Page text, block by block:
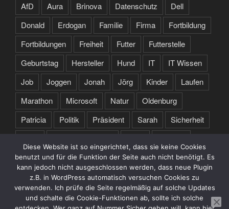
AfD Aura Brinova Datenschutz
Dell
Donald
Erdogan Familie Firma
Fortbildung
Fortbildungen
Freiheit Futter
Futterstelle
Geburtstag
Hersteller Hund IT
IT Wissen
Job
Joggen Jonah Jörg Kinder
Laufen
Marathon
Microsoft Natur
Oldenburg
Patricia
Politik Präsident Sarah
Sicherheit
Tochter
Training Trump Türkei
USA
Webseite
Zertifikate
Diese Website ist so eingerichtet, dass sie keine Cookies
benutzt und für die Funktion der Seite auch nicht benötigt. Es
kann jedoch nicht ausgeschlossen werden, dass neue Plugin
z.B. in WordPress automatisch versuchen Cookies zu
verwenden. Ich prüfe die Seite regelmäßig auf solche Updates
und schalte die Cookie-Funktionen ab, sollte ich solche